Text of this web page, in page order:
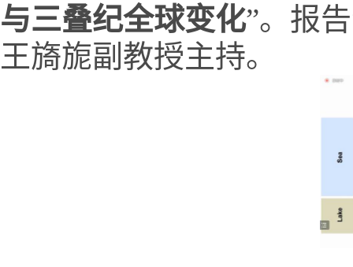
与三叠纪全球变化”。报
王旖旎副教授主持。